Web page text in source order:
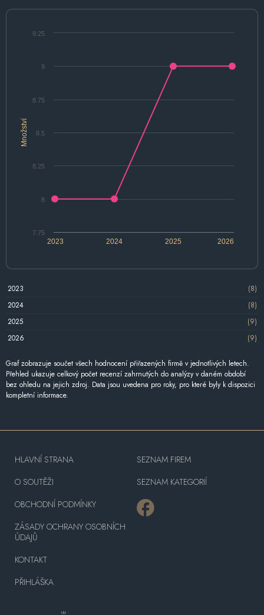
Množství
2024 2026
2023 2025
7.75
8
8.25
8.5
8.75
9
9.25
2023
(8)
2024
(8)
2025
(9)
2026
(9)
Graf zobrazuje součet všech hodnocení přiřazených firmě v jednotlivých letech.
Přehled ukazuje celkový počet recenzí zahrnutých do analýzy v daném období
bez ohledu na jejich zdroj. Data jsou uvedena pro roky, pro které byly k dispozici
kompletní informace.
HLAVNÍ STRANA
O SOUTĚŽI
OBCHODNÍ PODMÍNKY
ZÁSADY OCHRANY OSOBNÍCH
ÚDAJŮ
KONTAKT
PŘIHLÁŠKA
SEZNAM FIREM
SEZNAM KATEGORIÍ